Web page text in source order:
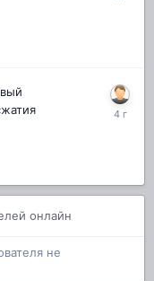
онлайн
не